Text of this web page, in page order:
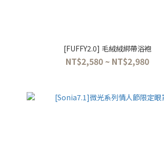
[FUFFY2.0] 毛絨絨綁帶浴袍
NT$2,580 ~ NT$2,980